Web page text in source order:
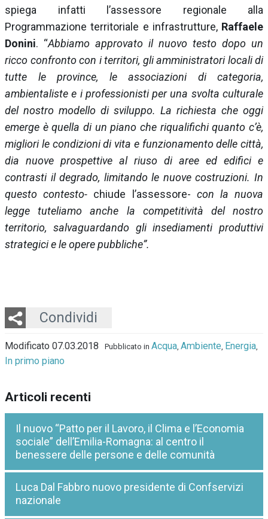
spiega infatti l’assessore regionale alla
Programmazione territoriale e infrastrutture, Raffaele
Donini. “Abbiamo approvato il nuovo testo dopo un
ricco confronto con i territori, gli amministratori locali di
tutte le province, le associazioni di categoria,
ambientaliste e i professionisti per una svolta culturale
del nostro modello di sviluppo. La richiesta che oggi
emerge è quella di un piano che riqualifichi quanto c’è,
migliori le condizioni di vita e funzionamento delle città,
dia nuove prospettive al riuso di aree ed edifici e
contrasti il degrado, limitando le nuove costruzioni. In
questo contesto- chiude l’assessore- con la nuova
legge tuteliamo anche la competitività del nostro
territorio, salvaguardando gli insediamenti produttivi
strategici e le opere pubbliche”.
Condividi
Twitter
LinkedIn
Email
Whatsapp
Modificato 07.03.2018 Pubblicato in Acqua, Ambiente, Energia,
In primo piano
Articoli recenti
Il nuovo “Patto per il Lavoro, il Clima e l’Economia
sociale” dell’Emilia-Romagna: al centro il
benessere delle persone e delle comunità
Luca Dal Fabbro nuovo presidente di Confservizi
nazionale